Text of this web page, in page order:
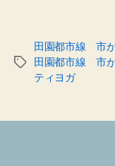
タ
田園都市線 市
田園都市線 市
ティヨガ